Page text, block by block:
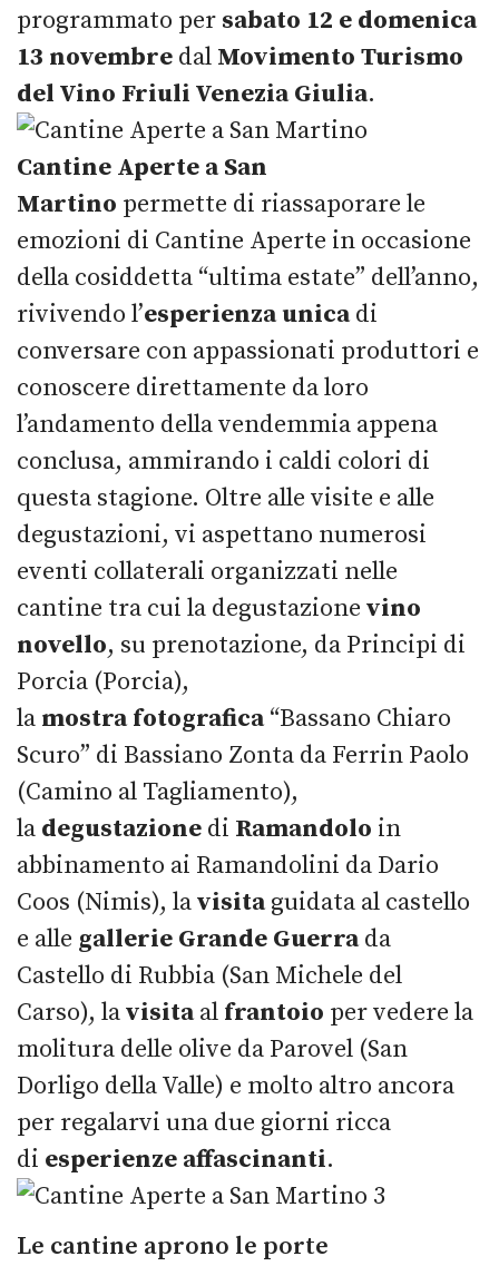
programmato per sabato 12 e domenica
13 novembre dal Movimento Turismo
del Vino Friuli Venezia Giulia.
Cantine Aperte a San
Martino permette di riassaporare le
emozioni di Cantine Aperte in occasione
della cosiddetta “ultima estate” dell’anno,
rivivendo l’esperienza unicadi
conversare con appassionati produttori e
conoscere direttamente da loro
l’andamento della vendemmia appena
conclusa, ammirando i caldi colori di
questa stagione. Oltre alle visite e alle
degustazioni, vi aspettano numerosi
eventi collaterali organizzati nelle
cantine tra cui la degustazione vino
novello, su prenotazione, da Principi di
Porcia (Porcia),
la mostra fotografica“Bassano Chiaro
Scuro” di Bassiano Zonta da Ferrin Paolo
(Camino al Tagliamento),
la degustazione di Ramandolo in
abbinamento ai Ramandolini da Dario
Coos (Nimis), lavisitaguidata al castello
e alle gallerie Grande Guerrada
Castello di Rubbia (San Michele del
Carso), lavisitaal frantoio per vedere la
molitura delle olive da Parovel (San
Dorligo della Valle) e molto altro ancora
per regalarvi una due giorni ricca
di esperienze affascinanti.
Le cantine aprono le porte